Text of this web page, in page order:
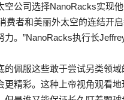
空公司选择NanoRacks实现他
费者和美丽外太空的连结开
力。”NanoRacks执行长
的佩服这些敢于尝试另类领域
更精彩。这种上帝视角观看